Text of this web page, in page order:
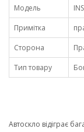
Модель
Примітка
Сторона
Тип товару
Автоскло відіграє